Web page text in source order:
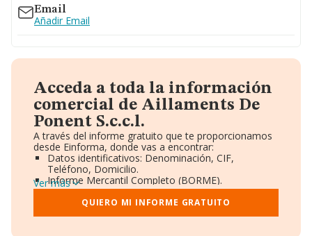
Email
Añadir Email
Acceda a toda la información
comercial de Aillaments De
Ponent S.c.c.l.
A través del informe gratuito que te proporcionamos
desde Einforma, donde vas a encontrar:
Datos identificativos: Denominación, CIF,
Teléfono, Domicilio.
Informe Mercantil Completo (BORME).
Gráficos de Evolución Ventas y Empleados.
Consejo de Administración y Administradores.
Directivos y Ejecutivos.
Ver más
QUIERO MI INFORME GRATUITO